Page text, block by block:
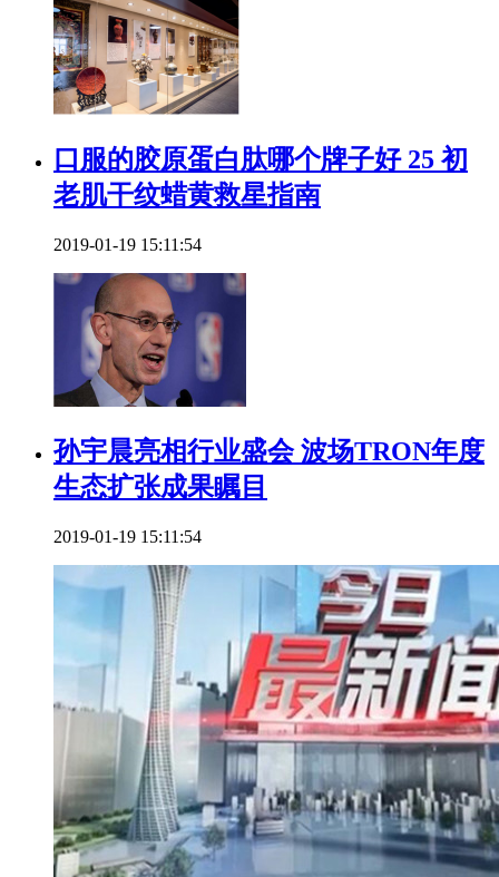
口服的胶原蛋白肽哪个牌子好 25 初
老肌干纹蜡黄救星指南
2019-01-19 15:11:54
​孙宇晨亮相行业盛会 波场TRON年度
生态扩张成果瞩目
2019-01-19 15:11:54